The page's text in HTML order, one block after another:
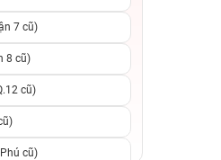
người thân
7 cũ)
8 cũ)
cũ)
cũ)